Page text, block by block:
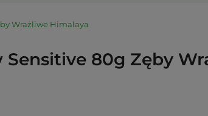
Wrażliwe Himalaya
Sensitive 80g Zęby